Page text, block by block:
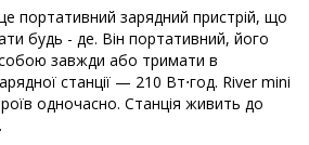
портативний зарядний пристрій, що
будь - де. Він портативний, його
завжди або тримати в
станції — 210 Вт⋅год. River mini
одночасно. Станція живить до